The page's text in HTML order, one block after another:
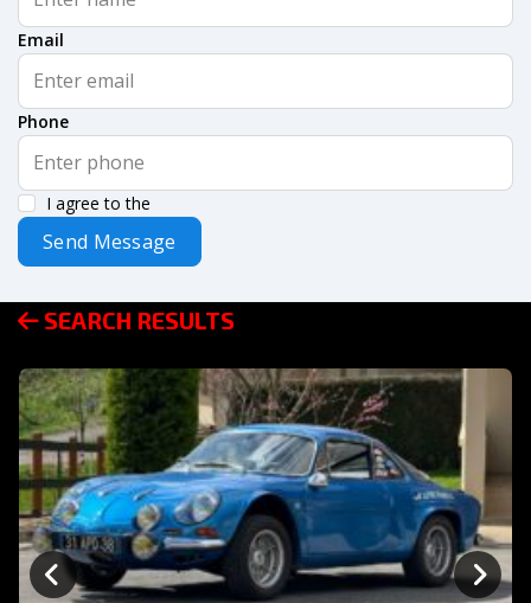
Email
Phone
I agree to the
Send Message
SEARCH RESULTS